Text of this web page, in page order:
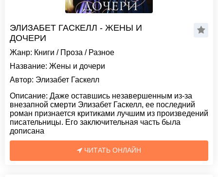
ЭЛИЗАБЕТ ГАСКЕЛЛ - ЖЕНЫ И
ДОЧЕРИ
Жанр: Книги / Проза / Разное
Название: Жены и дочери
Автор: Элизабет Гаскелл
Описание: Даже оставшись незавершенным из-за
внезапной смерти Элизабет Гаскелл, ее последний
роман признается критиками лучшим из произведений
писательницы. Его заключительная часть была
дописана
ЧИТАТЬ ОНЛАЙН